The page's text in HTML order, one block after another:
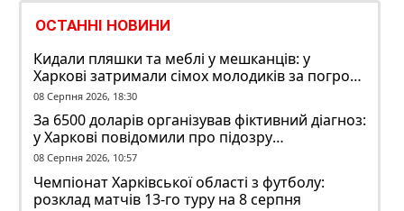
ОСТАННІ НОВИНИ
Кидали пляшки та меблі у мешканців: у
Харкові затримали сімох молодиків за погром
у гуртожитку
08 Серпня 2026, 18:30
За 6500 доларів організував фіктивний діагноз:
у Харкові повідомили про підозру
ексзавідувачу психлікарні
08 Серпня 2026, 10:57
Чемпіонат Харківської області з футболу:
розклад матчів 13-го туру на 8 серпня